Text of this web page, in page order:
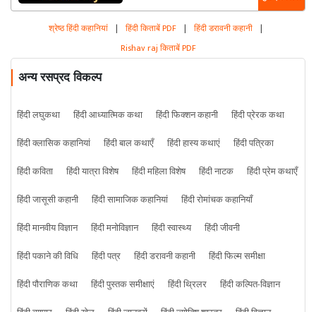
श्रेष्ठ हिंदी कहानियां | हिंदी किताबें PDF | हिंदी डरावनी कहानी |
Rishav raj किताबें PDF
अन्य रसप्रद विकल्प
हिंदी लघुकथा हिंदी आध्यात्मिक कथा हिंदी फिक्शन कहानी
हिंदी प्रेरक कथा
हिंदी क्लासिक कहानियां
हिंदी बाल कथाएँ हिंदी हास्य कथाएं
हिंदी पत्रिका
हिंदी कविता
हिंदी यात्रा विशेष हिंदी महिला विशेष हिंदी नाटक
हिंदी प्रेम कथाएँ
हिंदी जासूसी कहानी
हिंदी सामाजिक कहानियां
हिंदी रोमांचक कहानियाँ
हिंदी मानवीय विज्ञान
हिंदी मनोविज्ञान हिंदी स्वास्थ्य
हिंदी जीवनी
हिंदी पकाने की विधि
हिंदी पत्र हिंदी डरावनी कहानी
हिंदी फिल्म समीक्षा
हिंदी पौराणिक कथा
हिंदी पुस्तक समीक्षाएं हिंदी थ्रिलर
हिंदी कल्पित-विज्ञान